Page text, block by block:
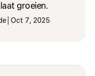
groeien.
Oct 7, 2025